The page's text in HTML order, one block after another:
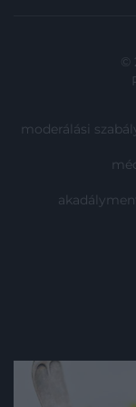
©
moderálási